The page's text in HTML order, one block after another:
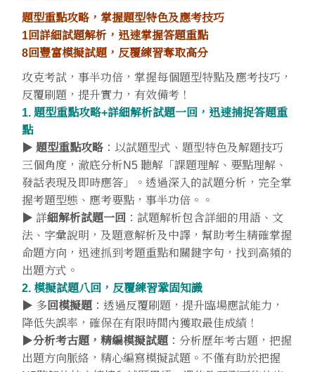
題型重點攻略，掌握題型特色及應考技巧
1回詳細試題解析，迅速掌握答題重點
8回豐富模擬試題，反覆練習奪取高分
攻克考試，事半功倍，掌握每個題型特點及應考技巧，
反覆刷題，提升實力，有效備考！
1. 題型重點攻略+詳細解析試題一回，迅速捕捉答題重
點
▶ 題型重點攻略：以試題型式、題型特色及解題技巧
三個角度，澈底分析N5 聽解「課題理解、要點理解、
發話表現及即時應答」。透過深入的試題分析，完全掌
握考題型態、應考要點，事半功倍。。
▶ 詳細解析試題一回 ：試題解析包含詳細的用語、文
法、字彙說明，及題意解析及中譯，幫助考生精確掌握
命題方向，迅速抓到考題重點和關鍵字句，找到高頻的
出題方式。
2. 模擬試題八回，反覆練習鞏固知識
▶ 多 回模擬題：透過反覆刷題，提升臨場應試能力，
降低失誤率，確保在有限時間內獲取最佳成績！
▶分析考古題，精編模擬試題：分析歷年考古題，把握
出題方向脈絡，精心編寫模擬試題。不僅有助於把握